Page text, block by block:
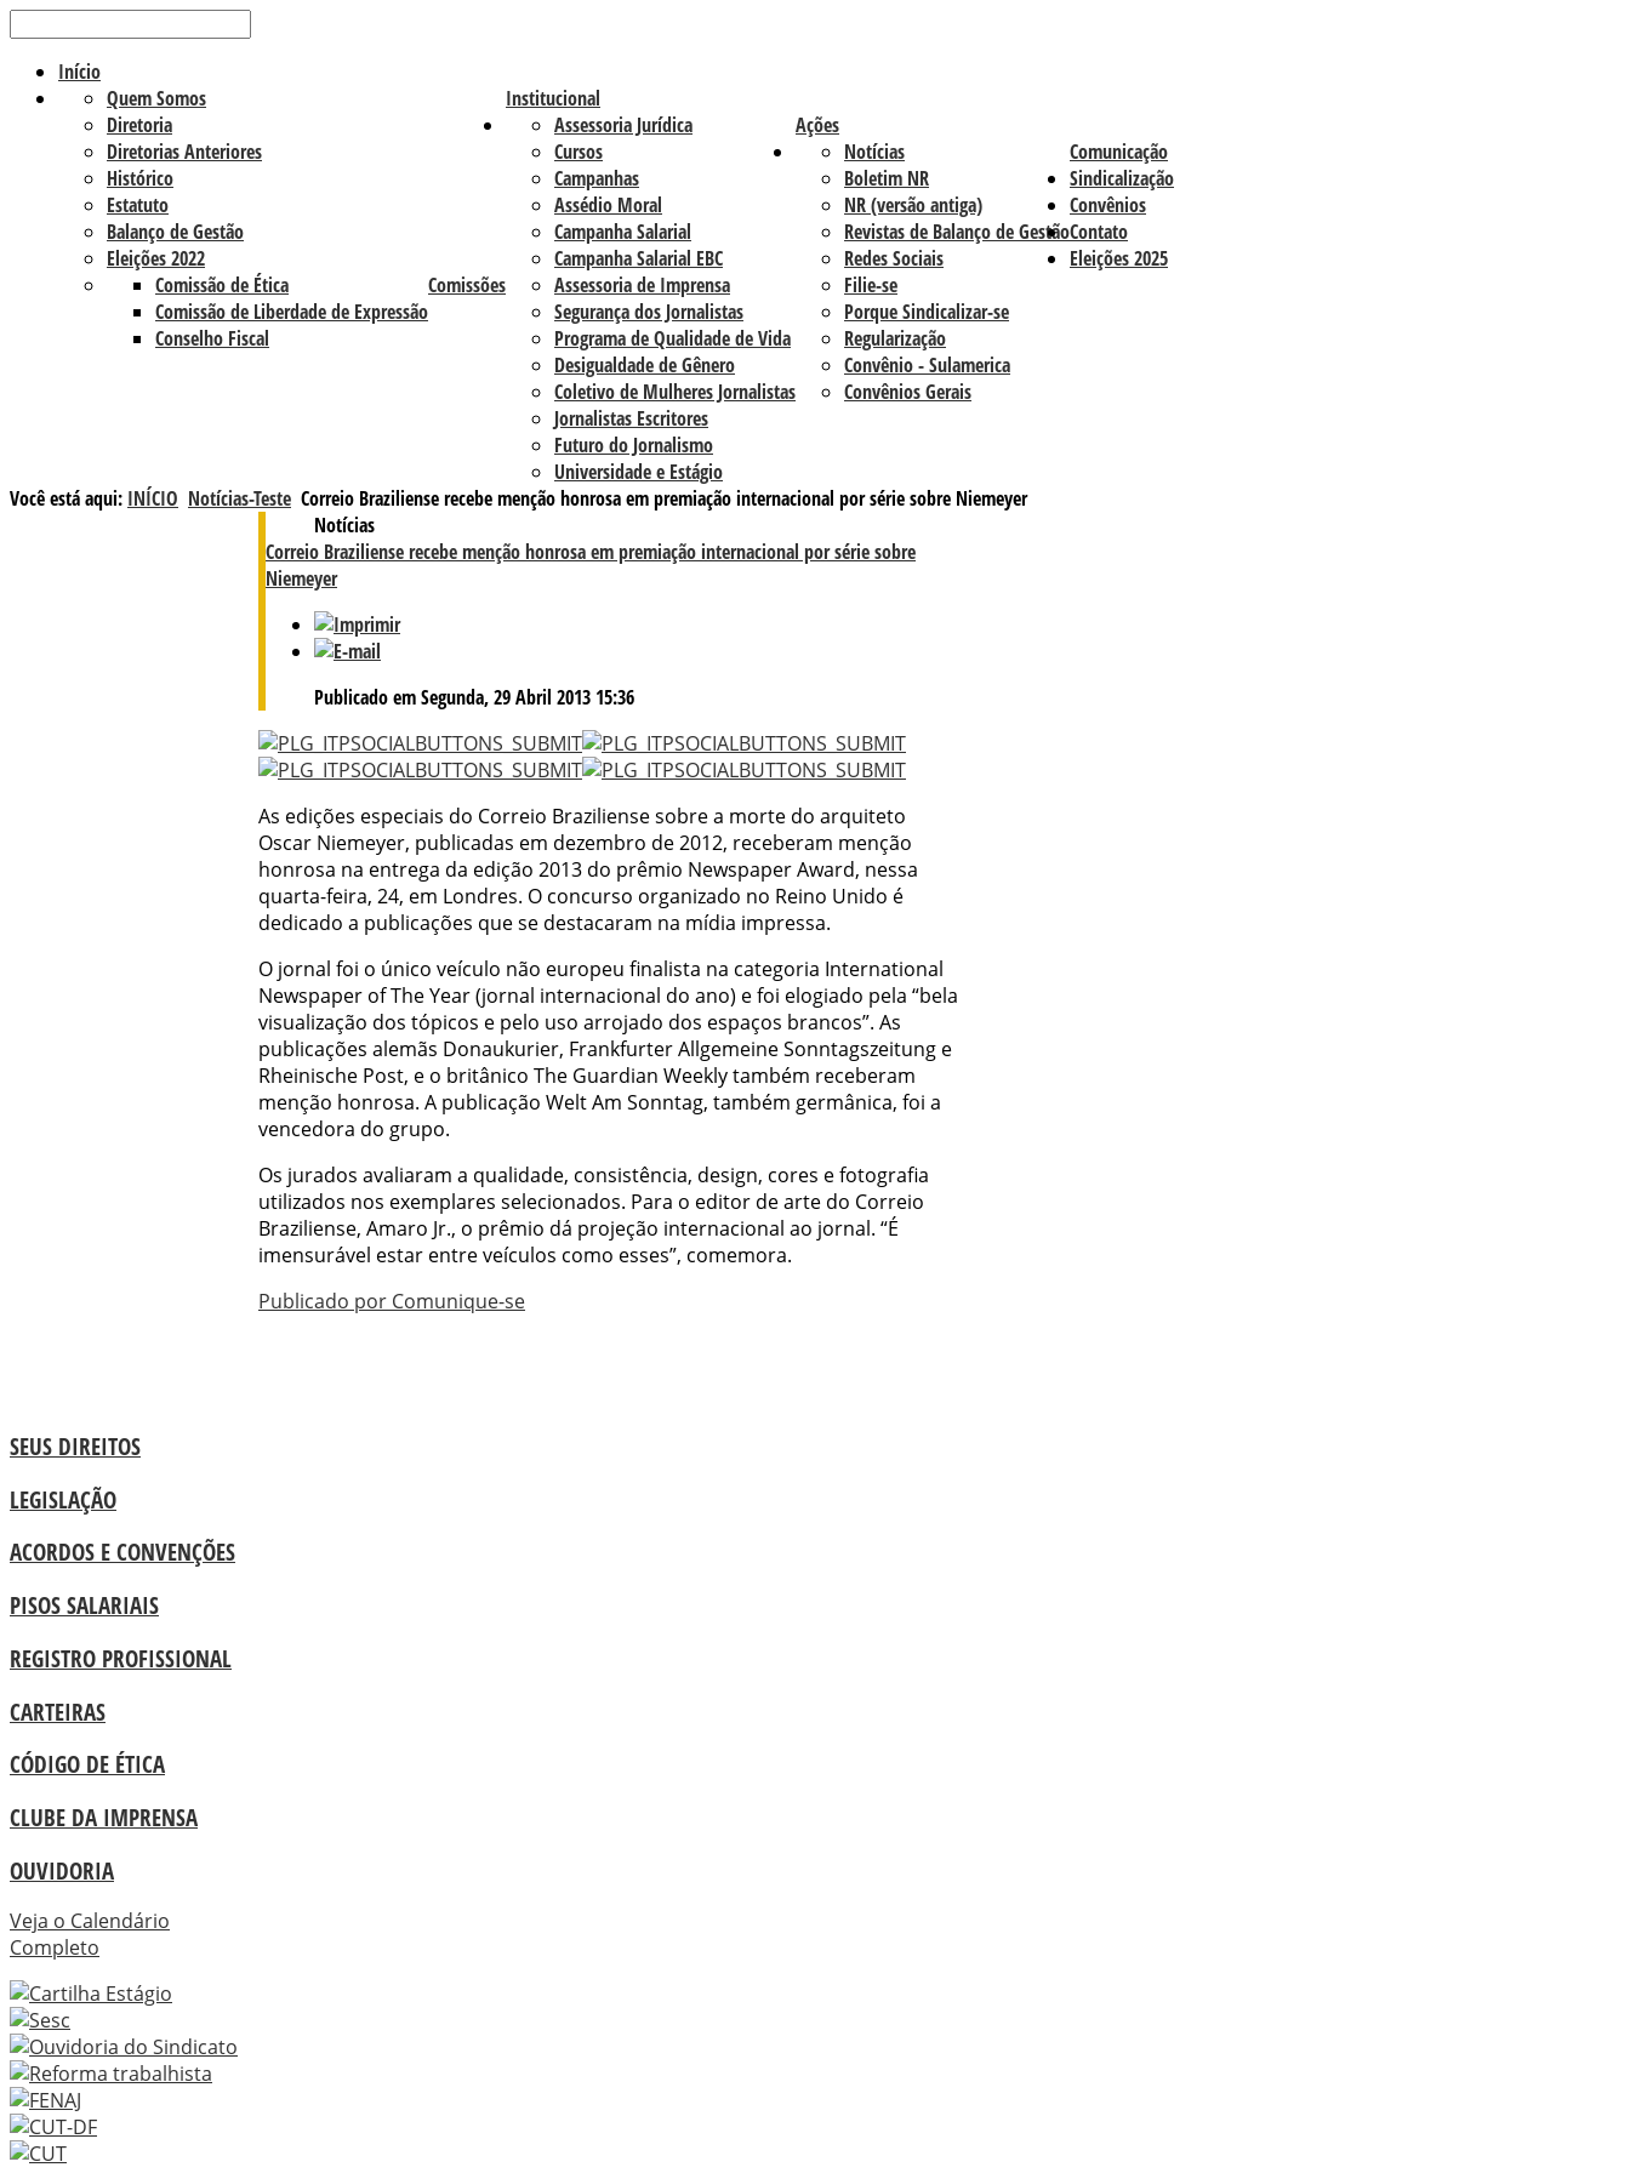
Início
Institucional
Quem Somos
Diretoria
Diretorias Anteriores
Histórico
Estatuto
Balanço de Gestão
Eleições 2022
Comissões
Comissão de Ética
Comissão de Liberdade de Expressão
Conselho Fiscal
Ações
Assessoria Jurídica
Cursos
Campanhas
Assédio Moral
Campanha Salarial
Campanha Salarial EBC
Assessoria de Imprensa
Segurança dos Jornalistas
Programa de Qualidade de Vida
Desigualdade de Gênero
Coletivo de Mulheres Jornalistas
Jornalistas Escritores
Futuro do Jornalismo
Universidade e Estágio
Comunicação
Notícias
Boletim NR
NR (versão antiga)
Revistas de Balanço de Gestão
Redes Sociais
Sindicalização
Filie-se
Porque Sindicalizar-se
Regularização
Convênios
Convênio - Sulamerica
Convênios Gerais
Contato
Eleições 2025
Você está aqui: INÍCIO Notícias-Teste Correio Braziliense recebe menção honrosa em premiação internacional por série sobre Niemeyer
Notícias
Correio Braziliense recebe menção honrosa em premiação internacional por série sobre
Niemeyer
Publicado em Segunda, 29 Abril 2013 15:36
As edições especiais do Correio Braziliense sobre a morte do arquiteto
Oscar Niemeyer, publicadas em dezembro de 2012, receberam menção
honrosa na entrega da edição 2013 do prêmio Newspaper Award, nessa
quarta-feira, 24, em Londres. O concurso organizado no Reino Unido é
dedicado a publicações que se destacaram na mídia impressa.
O jornal foi o único veículo não europeu finalista na categoria International
Newspaper of The Year (jornal internacional do ano) e foi elogiado pela “bela
visualização dos tópicos e pelo uso arrojado dos espaços brancos”. As
publicações alemãs Donaukurier, Frankfurter Allgemeine Sonntagszeitung e
Rheinische Post, e o britânico The Guardian Weekly também receberam
menção honrosa. A publicação Welt Am Sonntag, também germânica, foi a
vencedora do grupo.
Os jurados avaliaram a qualidade, consistência, design, cores e fotografia
utilizados nos exemplares selecionados. Para o editor de arte do Correio
Braziliense, Amaro Jr., o prêmio dá projeção internacional ao jornal. “É
imensurável estar entre veículos como esses”, comemora.
Publicado por Comunique-se
SEUS DIREITOS
LEGISLAÇÃO
ACORDOS E CONVENÇÕES
PISOS SALARIAIS
REGISTRO PROFISSIONAL
CARTEIRAS
CÓDIGO DE ÉTICA
CLUBE DA IMPRENSA
OUVIDORIA
Veja o Calendário
Completo